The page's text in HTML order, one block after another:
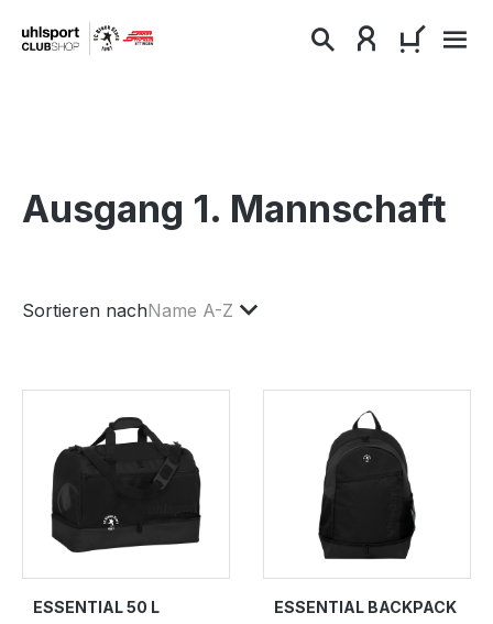
springen
Ausgang 1. Mannschaft
Sortieren nachName A-Z
ESSENTIAL 50 L
ESSENTIAL BACKPACK